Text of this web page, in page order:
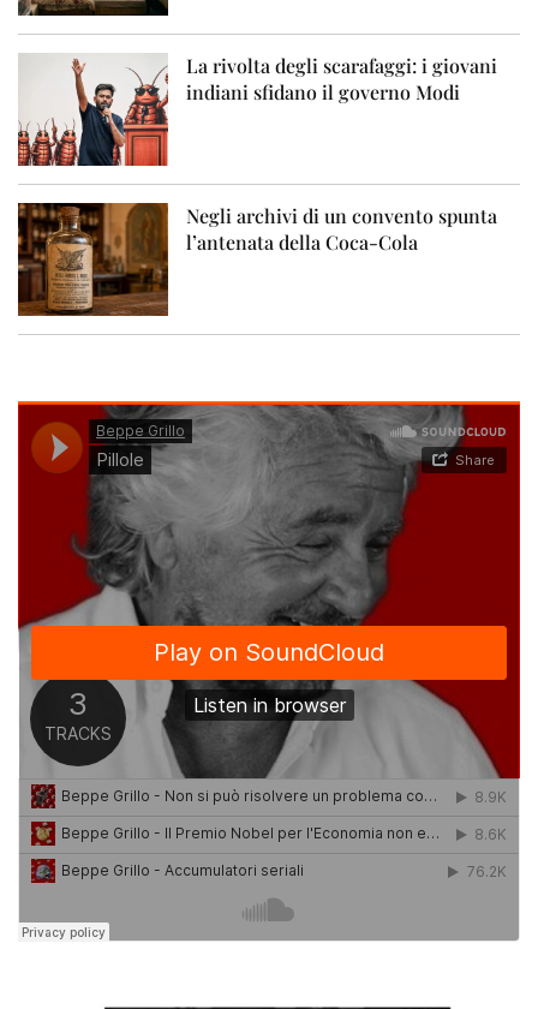
La rivolta degli scarafaggi: i giovani
indiani sfidano il governo Modi
Negli archivi di un convento spunta
l’antenata della Coca-Cola